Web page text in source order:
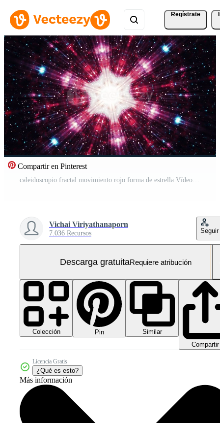
Regístrate
Compartir en Pinterest
caleidoscopio fractal movimiento rojo forma de estrella Vídeo Gratis
Vichai Viriyathanaporn
7.036 Recursos Seguir
Descarga gratuitaRequiere atribución
Colección Pin
Similar
Compartir
Licencia Gratis
¿Qué es esto?
Más información